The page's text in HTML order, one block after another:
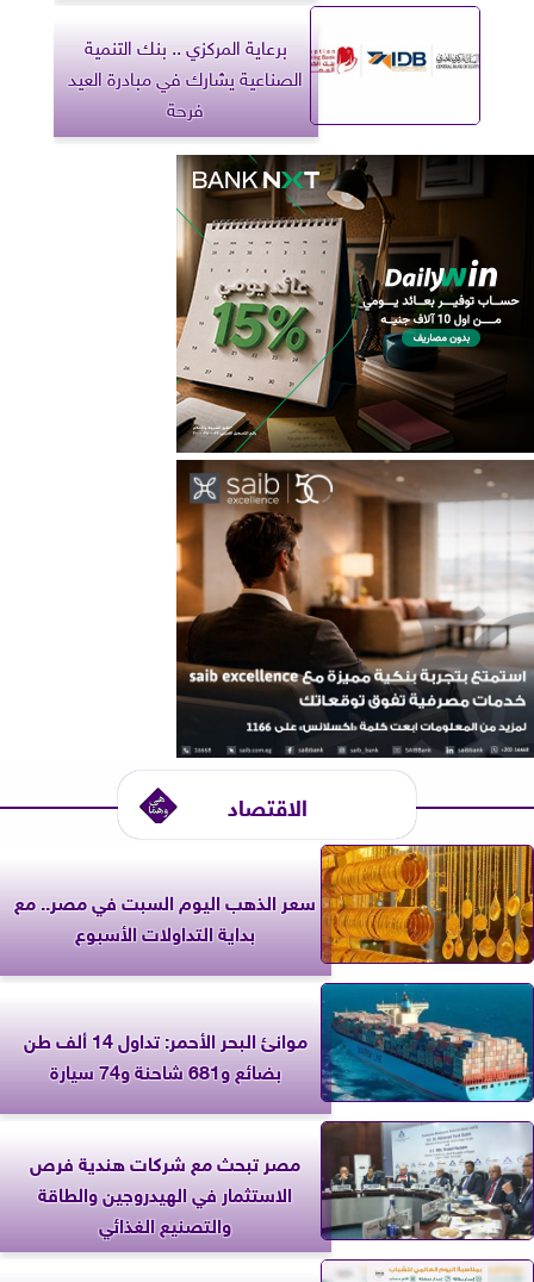
برعاية المركزي .. بنك التنمية
الصناعية يشارك في مبادرة العيد
فرحة
الاقتصاد
سعر الذهب اليوم السبت في مصر.. مع
بداية التداولات الأسبوع
موانئ البحر الأحمر: تداول 14 ألف طن
بضائع و681 شاحنة و74 سيارة
مصر تبحث مع شركات هندية فرص
الاستثمار في الهيدروجين والطاقة
والتصنيع الغذائي